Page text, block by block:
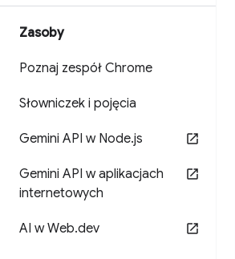
Zasoby
Poznaj zespół Chrome
Słowniczek i pojęcia
Gemini API w Node.js
Gemini API w aplikacjach
internetowych
AI w Web.dev